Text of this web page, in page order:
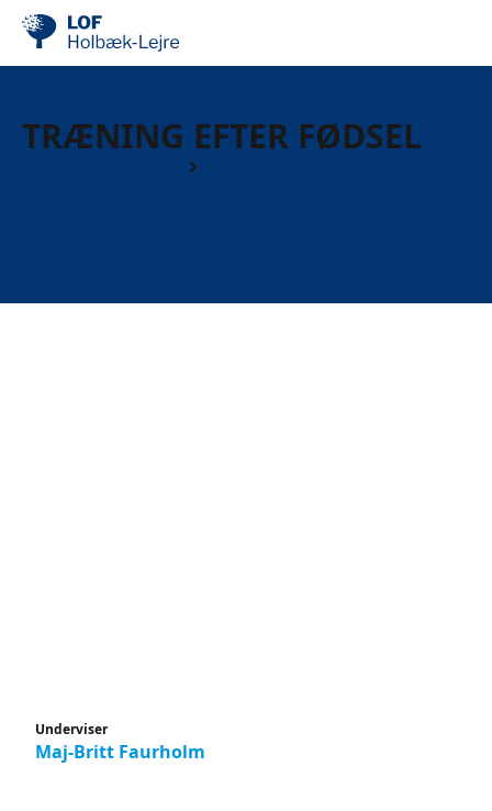
TRÆNING EFTER FØDSEL
Underviser
Maj-Britt Faurholm